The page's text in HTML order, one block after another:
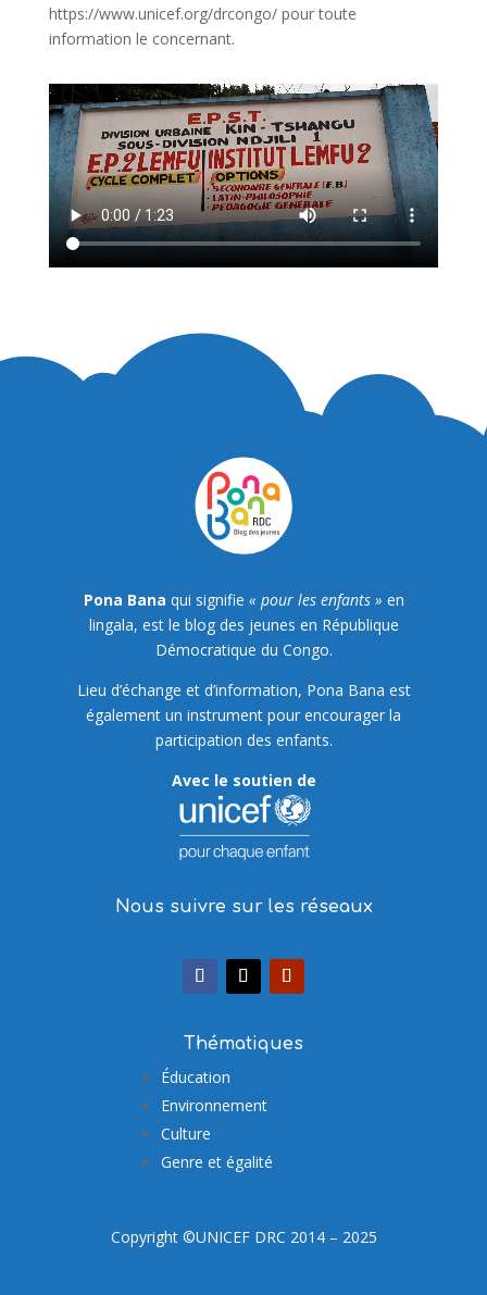
https://www.unicef.org/drcongo/pour toute
information le concernant.
Pona Bana qui signifie « pour les enfants » en
lingala, est le blog des jeunes en République
Démocratique du Congo.
Lieu d’échange et d’information, Pona Bana est
également un instrument pour encourager la
participation des enfants.
Avec le soutien de
Nous suivre sur les réseaux
Thématiques
Éducation
Environnement
Culture
Genre et égalité
Copyright ©UNICEF DRC 2014 – 2025